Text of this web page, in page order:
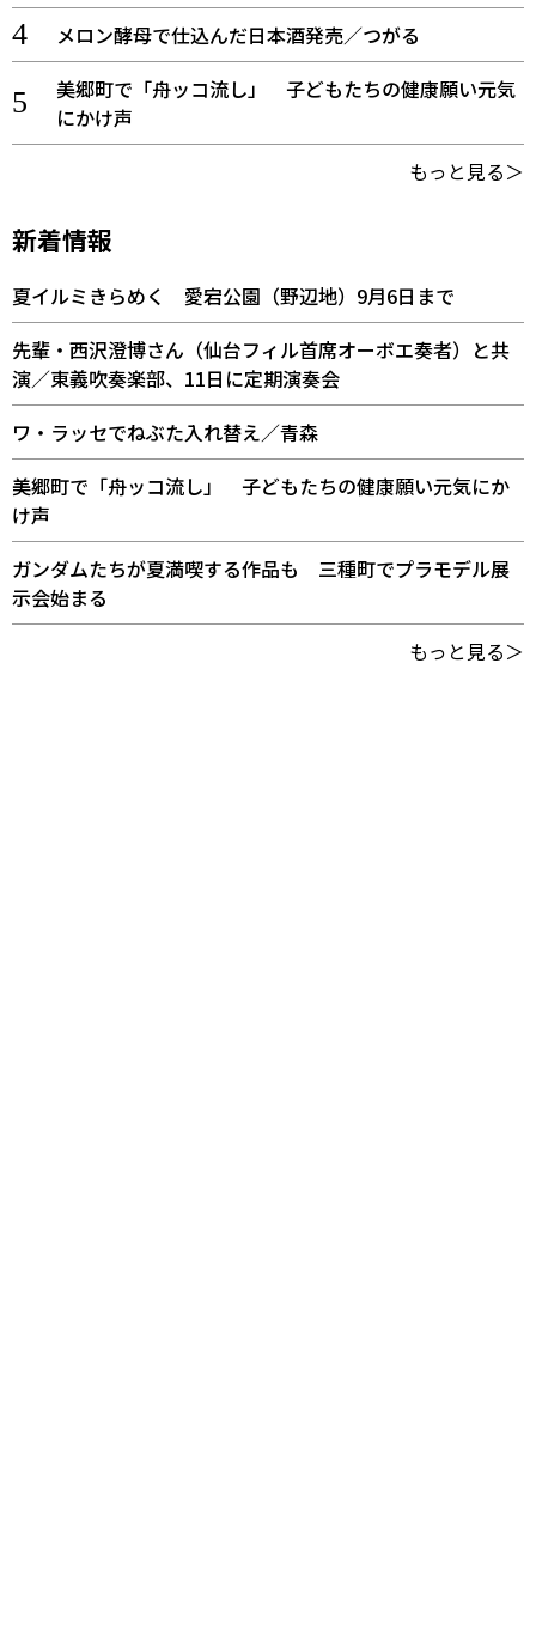
メロン酵母で仕込んだ日本酒発売／つがる
美郷町で「舟ッコ流し」 子どもたちの健康願い元気
にかけ声
もっと見る＞
新着情報
夏イルミきらめく 愛宕公園（野辺地）9月6日まで
先輩・西沢澄博さん（仙台フィル首席オーボエ奏者）と共
演／東義吹奏楽部、11日に定期演奏会
ワ・ラッセでねぶた入れ替え／青森
美郷町で「舟ッコ流し」 子どもたちの健康願い元気にか
け声
ガンダムたちが夏満喫する作品も 三種町でプラモデル展
示会始まる
もっと見る＞